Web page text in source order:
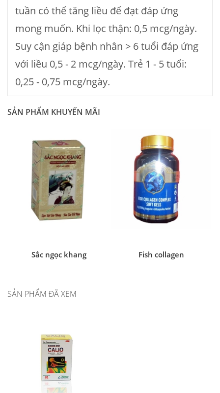
tuần có thể tăng liều để đạt đáp ứng
mong muốn. Khi lọc thận: 0,5 mcg/ngày.
Suy cận giáp bệnh nhân > 6 tuổi đáp ứng
với liều 0,5 - 2 mcg/ngày. Trẻ 1 - 5 tuổi:
0,25 - 0,75 mcg/ngày.
SẢN PHẨM KHUYẾN MÃI
Sắc ngọc khang Fish collagen
SẢN PHẨM ĐÃ XEM